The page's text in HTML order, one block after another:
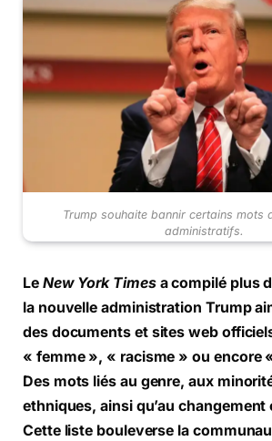
Trump souhaite bannir certains mots
administratifs.
Le New York Timesa compilé plus
la nouvelle administration Trump
des documents et sites web
« femme », « racisme » ou encore
Des mots liés au genre, aux
ethniques, ainsi qu’au changement
Cette liste bouleverse la